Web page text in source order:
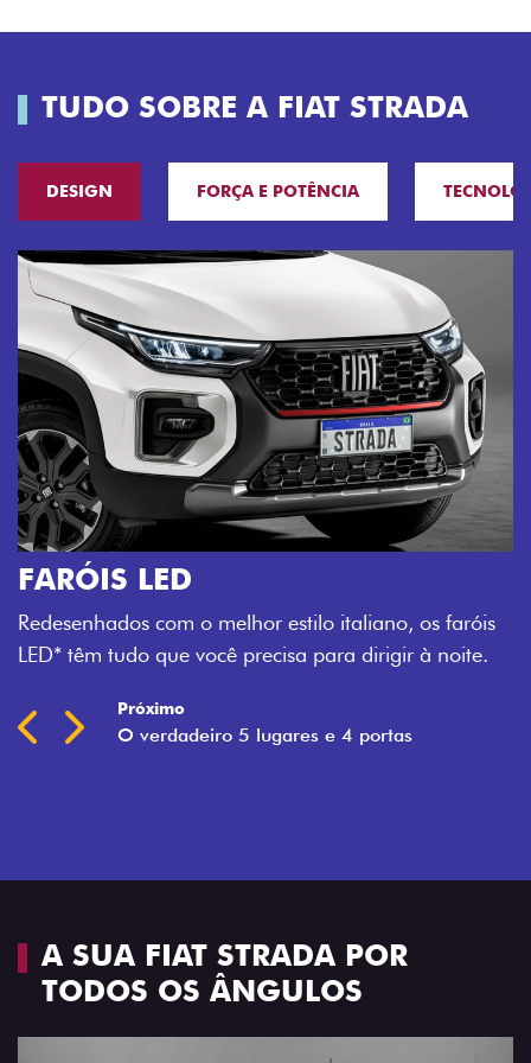
TUDO SOBRE A FIAT STRADA
DESIGN FORÇA E POTÊNCIA
O VERDADEIRO 5 LUGARES E 4
PORTAS
Todo mundo pode viajar confortável na Fiat Strada,
Próximo
A SUA FIAT STRADA POR
TODOS OS ÂNGULOS